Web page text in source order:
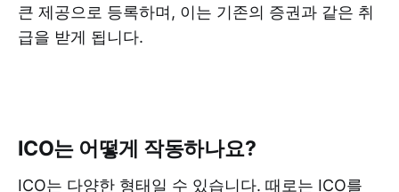
큰 제공으로 등록하며, 이는 기존의 증권과 같은 취
급을 받게 됩니다.
ICO는 어떻게 작동하나요?
ICO는 다양한 형태일 수 있습니다. 때로는 ICO를